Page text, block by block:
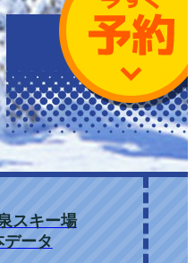
スキー場
データ